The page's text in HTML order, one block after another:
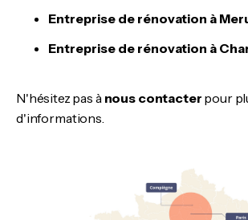
Entreprise de rénovation à
Entreprise de rénovation à
N'hésitez pas à nous contacter pour
d'informations.